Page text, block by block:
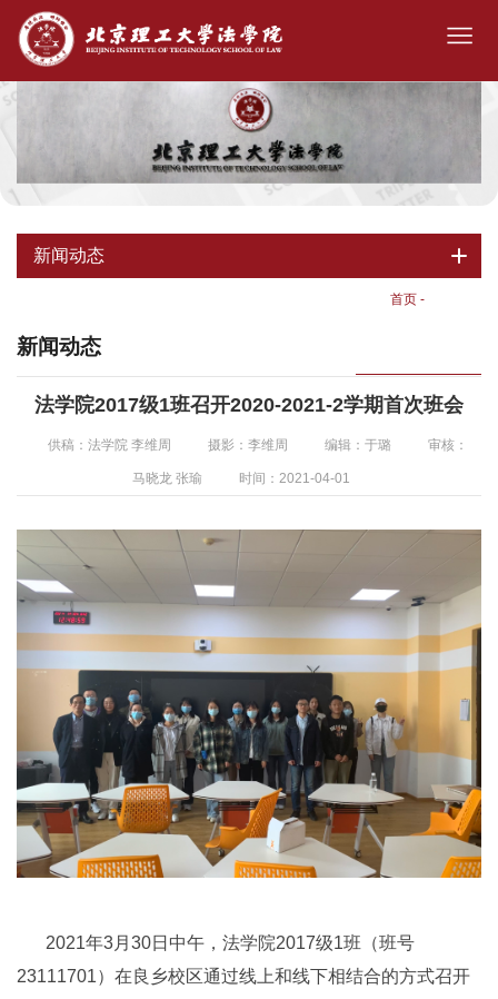
新闻动态
首页 -
新闻动态
法学院2017级1班召开2020-2021-2学期首次班会
供稿：法学院 李维周 摄影：李维周 编辑：于璐 审核：
马晓龙 张瑜 时间：2021-04-01
2021年3月30日中午，法学院2017级1班（班号
23111701）在良乡校区通过线上和线下相结合的方式召开